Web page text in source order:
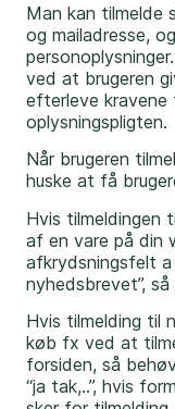
Man kan tilmelde
og mailadresse,
ved at brugeren
efterleve kravene
oplysningspligten.
Når brugeren
huske at få
Hvis tilmeldingen
af en vare på din
afkrydsningsfelt a
nyhedsbrevet”,
Hvis tilmelding til
køb fx ved at
forsiden, så
“ja tak,..”, hvis